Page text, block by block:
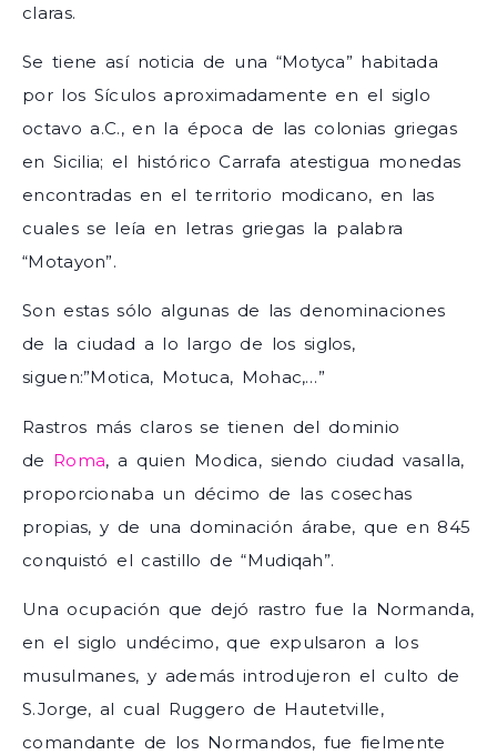
claras.
Se tiene así noticia de una “Motyca” habitada
por los Sículos aproximadamente en el siglo
octavo a.C., en la época de las colonias griegas
en Sicilia; el histórico Carrafa atestigua monedas
encontradas en el territorio modicano, en las
cuales se leía en letras griegas la palabra
“Motayon”.
Son estas sólo algunas de las denominaciones
de la ciudad a lo largo de los siglos,
siguen:”Motica, Motuca, Mohac,…”
Rastros más claros se tienen del dominio
de Roma, a quien Modica, siendo ciudad vasalla,
proporcionaba un décimo de las cosechas
propias, y de una dominación árabe, que en 845
conquistó el castillo de “Mudiqah”.
Una ocupación que dejó rastro fue la Normanda,
en el siglo undécimo, que expulsaron a los
musulmanes, y además introdujeron el culto de
S.Jorge, al cual Ruggero de Hautetville,
comandante de los Normandos, fue fielmente